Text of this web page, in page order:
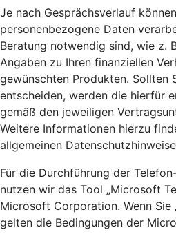
Je nach Gesprächsverlauf
personenbezogene Daten
Beratung notwendig sind, wie z.
Angaben zu Ihren finanziellen
gewünschten Produkten. Sollten
entscheiden, werden die hierfür
gemäß den jeweiligen
Weitere Informationen hierzu
allgemeinen
Für die Durchführung der
nutzen wir das Tool „Microsoft
Microsoft Corporation. Wenn Sie
gelten die Bedingungen der